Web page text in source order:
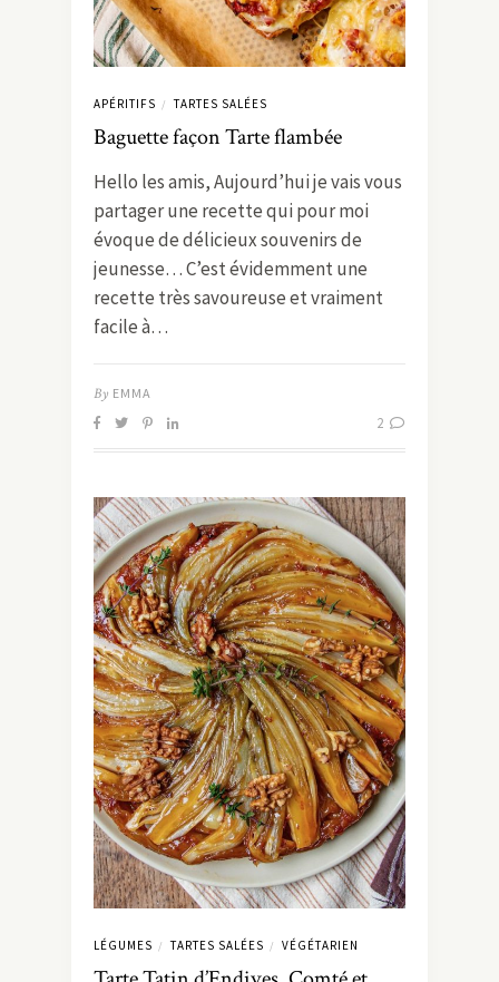
APÉRITIFS / TARTES SALÉES
Baguette façon Tarte flambée
Hello les amis, Aujourd’hui je vais vous
partager une recette qui pour moi
évoque de délicieux souvenirs de
jeunesse… C’est évidemment une
recette très savoureuse et vraiment
facile à…
By EMMA
2
LÉGUMES / TARTES SALÉES / VÉGÉTARIEN